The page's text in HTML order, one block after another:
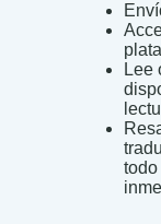
Lee
todo